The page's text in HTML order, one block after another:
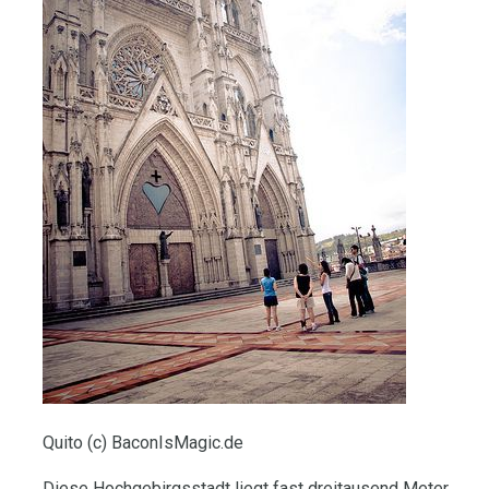
Quito (c) BaconIsMagic.de